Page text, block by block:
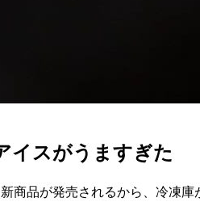
イスがうますぎた
商品が発売されるから、冷